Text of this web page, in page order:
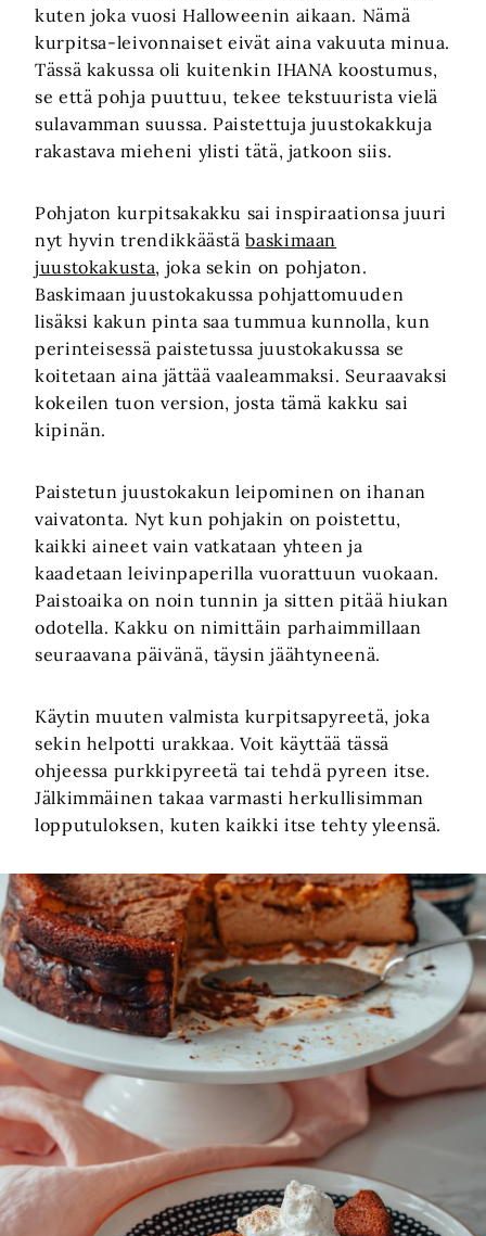
kuten joka vuosi Halloweenin aikaan. Nämä
kurpitsa-leivonnaiset eivät aina vakuuta minua.
Tässä kakussa oli kuitenkin IHANA koostumus,
se että pohja puuttuu, tekee tekstuurista vielä
sulavamman suussa. Paistettuja juustokakkuja
rakastava mieheni ylisti tätä, jatkoon siis.
Pohjaton kurpitsakakku sai inspiraationsa juuri
nyt hyvin trendikkäästäbaskimaan
juustokakusta, joka sekin on pohjaton.
Baskimaan juustokakussa pohjattomuuden
lisäksi kakun pinta saa tummua kunnolla, kun
perinteisessä paistetussa juustokakussa se
koitetaan aina jättää vaaleammaksi. Seuraavaksi
kokeilen tuon version, josta tämä kakku sai
kipinän.
Paistetun juustokakun leipominen on ihanan
vaivatonta. Nyt kun pohjakin on poistettu,
kaikki aineet vain vatkataan yhteen ja
kaadetaan leivinpaperilla vuorattuun vuokaan.
Paistoaika on noin tunnin ja sitten pitää hiukan
odotella. Kakku on nimittäin parhaimmillaan
seuraavana päivänä, täysin jäähtyneenä.
Käytin muuten valmista kurpitsapyreetä, joka
sekin helpotti urakkaa. Voit käyttää tässä
ohjeessa purkkipyreetä tai tehdä pyreen itse.
Jälkimmäinen takaa varmasti herkullisimman
lopputuloksen, kuten kaikki itse tehty yleensä.